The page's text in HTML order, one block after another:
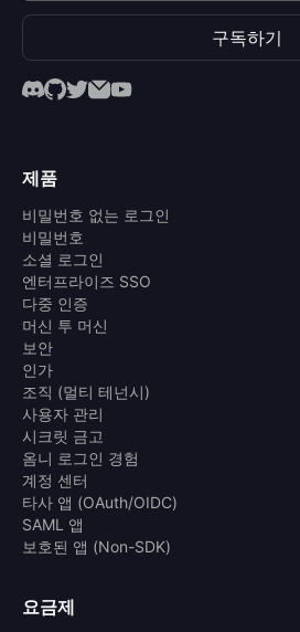
구독하기
제품
비밀번호 없는 로그인
비밀번호
소셜 로그인
엔터프라이즈 SSO
다중 인증
머신 투 머신
보안
인가
조직 (멀티 테넌시)
사용자 관리
시크릿 금고
옴니 로그인 경험
계정 센터
타사 앱 (OAuth/OIDC)
SAML 앱
보호된 앱 (Non-SDK)
요금제